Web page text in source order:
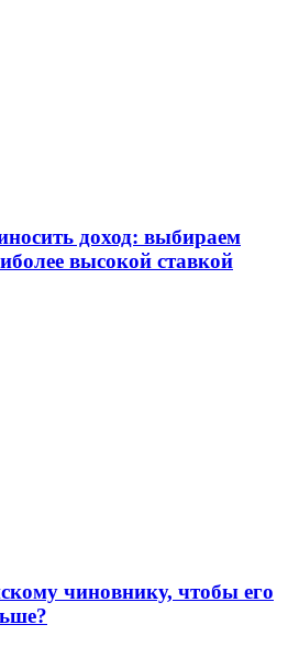
доход: выбираем
высокой ставкой
чиновнику, чтобы его